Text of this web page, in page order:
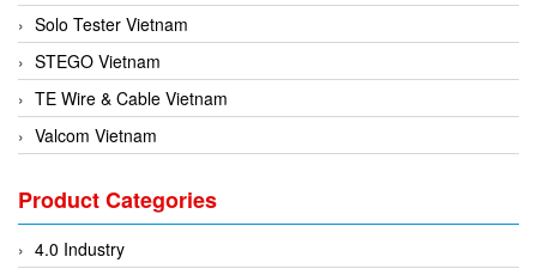
Solo Tester Vietnam
STEGO Vietnam
TE Wire & Cable Vietnam
Valcom Vietnam
3CTEST Vietnam
4B VietNam Vietnam
Product Categories
4.0 Industry